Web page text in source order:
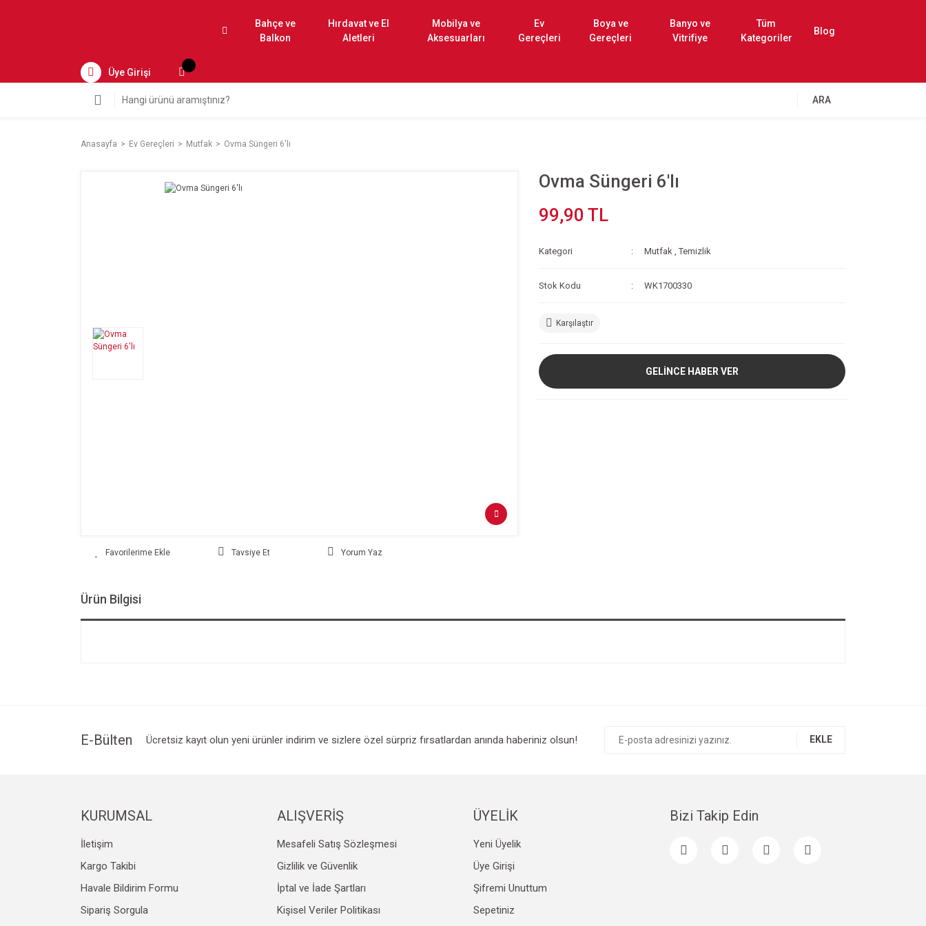
Bahçe ve
Balkon
Hırdavat ve El
Aletleri
Mobilya ve
Aksesuarları
Ev
Gereçleri
Boya ve
Gereçleri
Banyo ve
Vitrifiye
Tüm
Kategoriler
Blog
Üye Girişi
ARA
Anasayfa Ev Gereçleri Mutfak Ovma Süngeri 6'lı
Tavsiye Et Yorum Yaz
Ovma Süngeri 6'lı
99,90 TL
Kategori Mutfak ,Temizlik
Stok Kodu WK1700330
Karşılaştır
GELİNCE HABER VER
Ürün Bilgisi
E-Bülten Ücretsiz kayıt olun yeni ürünler indirim ve sizlere özel sürpriz fırsatlardan anında haberiniz olsun! EKLE
KURUMSAL
İletişim
Kargo Takibi
Havale Bildirim Formu
Sipariş Sorgula
ALIŞVERİŞ
Mesafeli Satış Sözleşmesi
Gizlilik ve Güvenlik
İptal ve İade Şartları
Kişisel Veriler Politikası
ÜYELİK
Yeni Üyelik
Üye Girişi
Şifremi Unuttum
Sepetiniz
Bizi Takip Edin